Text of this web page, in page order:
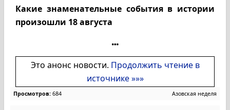
Какие знаменательные события в истории
произошли 18 августа
Это анонс новости. Продолжить чтение в
источнике »»»
Просмотров: 684 Азовская неделя